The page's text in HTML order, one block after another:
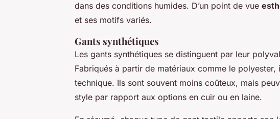
dans des conditions humides. D’un point de vue
et ses motifs variés.
Gants synthétiques
Les gants synthétiques se distinguent par leur
Fabriqués à partir de matériaux comme le
technique. Ils sont souvent moins coûteux, mais
style par rapport aux options en cuir ou en laine.